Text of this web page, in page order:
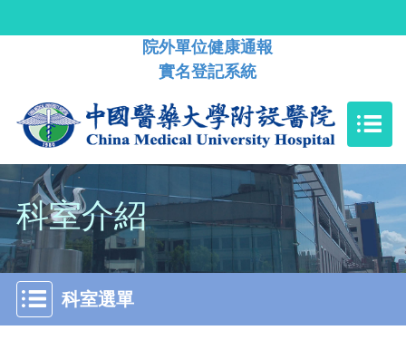
院外單位健康通報
實名登記系統
科室介紹
科室選單